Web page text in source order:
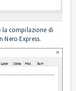
la compilazione di
Nero Express.